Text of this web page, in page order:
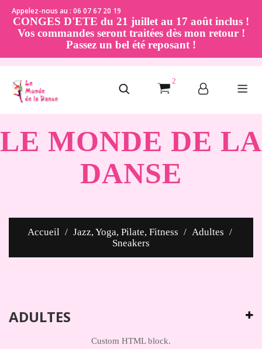
Appelez-nous au : 06 07 67 20 19
CONGES D'ETE du 21 juillet au 17 août inclus !
Vos commandes seront traitées dès mon retour !
Passez un bel été reposant !
2
LE MONDE DE LA
DANSE
Accueil Jazz, Yoga, Pilate, Fitness
Adultes
Sneakers
ADULTES
Custom HTML block.